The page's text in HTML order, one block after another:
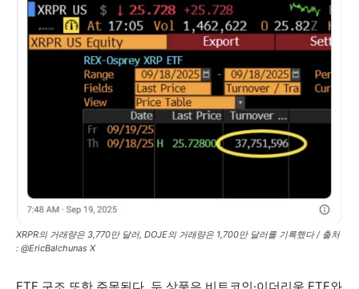
XRPR의 거래량은 3,770만 달러, DOJE의 거래량은 1,700만 달러를 기록했다 / 출처
: @EricBalchunas X